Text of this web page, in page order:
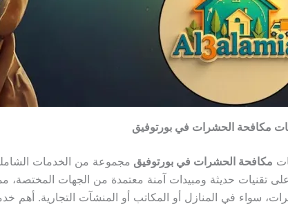
مكافحة الحشرات في بورتوفيق مجموعة من الخدمات
تقنيات حديثة ومبيدات آمنة معتمدة من الجهات
سواء في المنازل أو المكاتب أو المنشآت التجارية. أهم